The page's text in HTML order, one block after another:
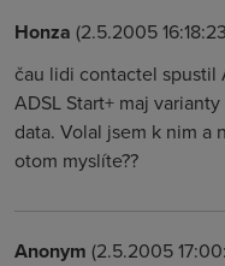
Honza (2.5.2005
čau lidi contactel spustil
ADSL Start+ maj
data. Volal jsem k nim a
otom myslíte??
Anonym (2.5.2005